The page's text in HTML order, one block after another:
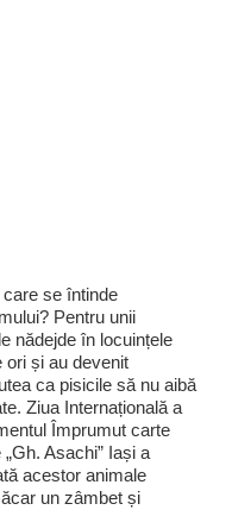
se întinde
Pentru unii
nădejde în locuințele
ori și au devenit
ca pisicile să nu aibă
Ziua Internațională a
Împrumut carte
Asachi” Iași a
acestor animale
un zâmbet și